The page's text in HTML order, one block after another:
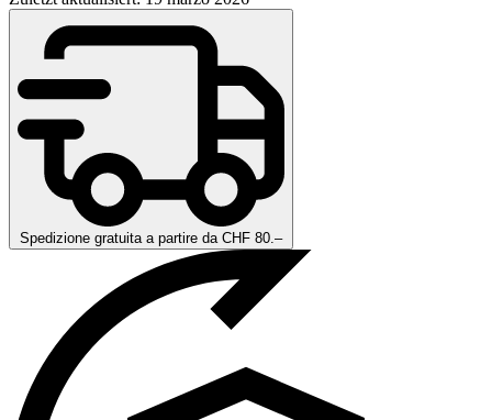
Spedizione gratuita a partire da CHF 80.–